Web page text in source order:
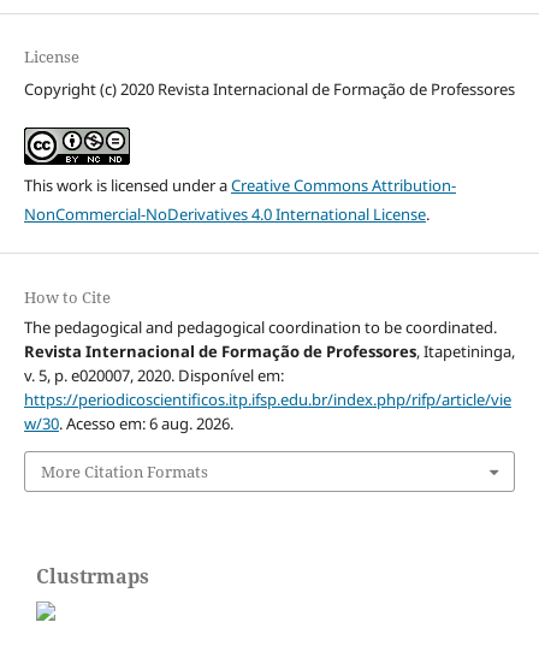
License
Copyright (c) 2020 Revista Internacional de Formação de Professores
This work is licensed under aCreative Commons Attribution-
NonCommercial-NoDerivatives 4.0 International License.
How to Cite
The pedagogical and pedagogical coordination to be coordinated.
Revista Internacional de Formação de Professores, Itapetininga,
v. 5, p. e020007, 2020. Disponível em:
https://periodicoscientificos.itp.ifsp.edu.br/index.php/rifp/article/vie
w/30. Acesso em: 6 aug. 2026.
More Citation Formats
Clustrmaps